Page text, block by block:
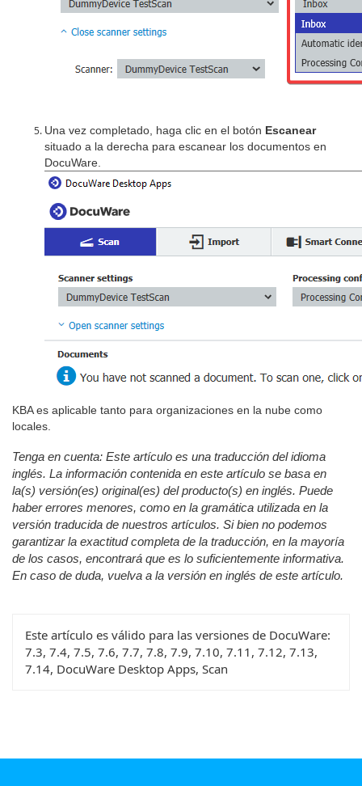
Una vez completado, haga clic en el botón Escanear
situado a la derecha para escanear los documentos en
DocuWare.
KBA es aplicable tanto para organizaciones en la nube como
locales.
Tenga en cuenta: Este artículo es una traducción del idioma
inglés. La información contenida en este artículo se basa en
la(s) versión(es) original(es) del producto(s) en inglés. Puede
haber errores menores, como en la gramática utilizada en la
versión traducida de nuestros artículos. Si bien no podemos
garantizar la exactitud completa de la traducción, en la mayoría
de los casos, encontrará que es lo suficientemente informativa.
En caso de duda, vuelva a la versión en inglés de este artículo.
Este artículo es válido para las versiones de DocuWare:
7.3, 7.4, 7.5, 7.6, 7.7, 7.8, 7.9, 7.10, 7.11, 7.12, 7.13,
7.14, DocuWare Desktop Apps, Scan